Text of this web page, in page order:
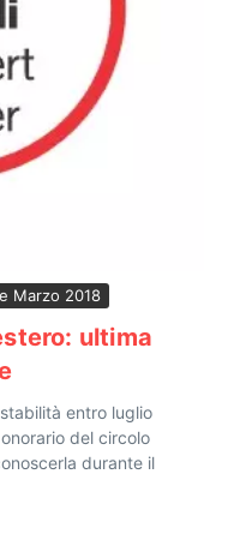
Marzo 2018
ultima
entro luglio
del circolo
durante il